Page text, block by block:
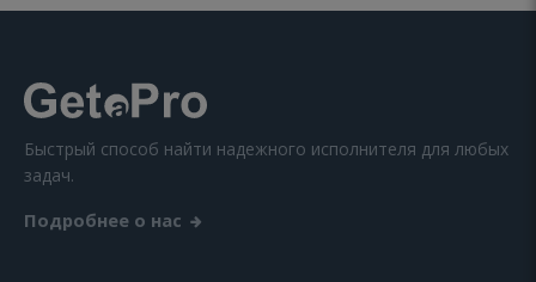
Быстрый способ найти надежного исполнителя для любых
задач.
Подробнее о нас